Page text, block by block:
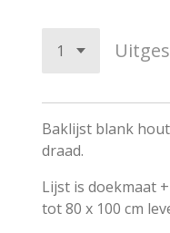
Baklijst blank
draad.
Lijst is doekmaat
tot 80 x 100 cm